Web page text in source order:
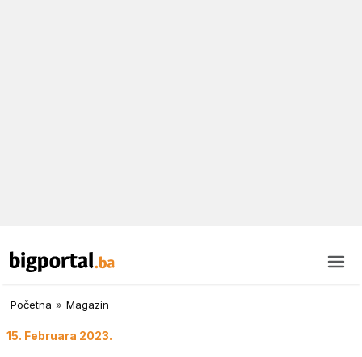
Početna » Magazin
15. Februara 2023.